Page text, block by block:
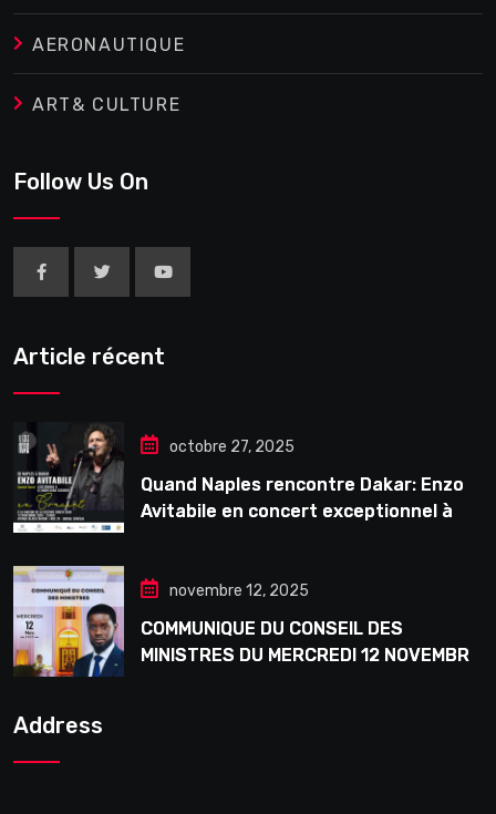
AERONAUTIQUE
ART& CULTURE
Follow Us On
Article récent
octobre 27, 2025
Quand Naples rencontre Dakar: Enzo
Avitabile en concert exceptionnel à
novembre 12, 2025
COMMUNIQUE DU CONSEIL DES
MINISTRES DU MERCREDI 12 NOVEMBRE
Address